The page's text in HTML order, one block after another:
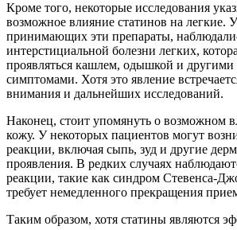
Кроме того, некоторые исследования
возможное влияние статинов на легкие.
принимающих эти препараты,
интерстициальной болезни легких,
проявляться кашлем, одышкой и
симптомами. Хотя это явление
внимания и дальнейших исследований.
Наконец, стоит упомянуть о возможном
кожу. У некоторых пациентов могут
реакции, включая сыпь, зуд и другие
проявления. В редких случаях
реакции, такие как синдром Стевенса-
требует немедленного прекращения
Таким образом, хотя статины являются